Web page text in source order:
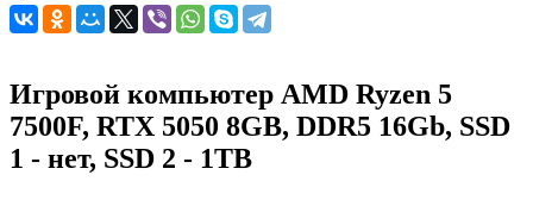
Игровой компьютер AMD Ryzen 5
7500F, RTX 5050 8GB, DDR5 16Gb, SSD
1 - нет, SSD 2 - 1TB